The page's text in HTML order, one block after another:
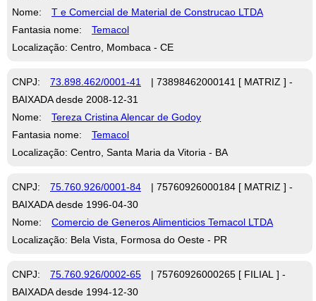
Nome:
T e Comercial de Material de Construcao LTDA
Fantasia nome:
Temacol
Localização: Centro, Mombaca - CE
CNPJ: 73.898.462/0001-41
| 73898462000141 [ MATRIZ ] -
BAIXADA desde 2008-12-31
Nome:
Tereza Cristina Alencar de Godoy
Fantasia nome:
Temacol
Localização: Centro, Santa Maria da Vitoria - BA
CNPJ: 75.760.926/0001-84
| 75760926000184 [ MATRIZ ] -
BAIXADA desde 1996-04-30
Nome:
Comercio de Generos Alimenticios Temacol LTDA
Localização: Bela Vista, Formosa do Oeste - PR
CNPJ: 75.760.926/0002-65
| 75760926000265 [ FILIAL ] -
BAIXADA desde 1994-12-30